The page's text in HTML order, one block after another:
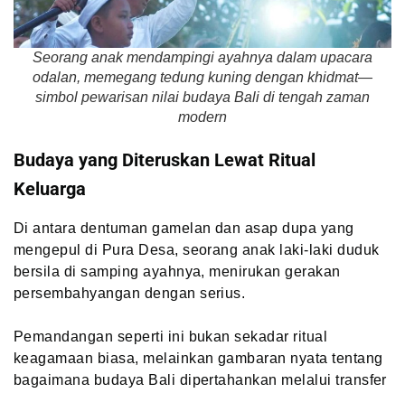
Seorang anak mendampingi ayahnya dalam upacara
odalan, memegang tedung kuning dengan khidmat—
simbol pewarisan nilai budaya Bali di tengah zaman
modern
Budaya yang Diteruskan Lewat Ritual
Keluarga
Di antara dentuman gamelan dan asap dupa yang
mengepul di Pura Desa, seorang anak laki-laki duduk
bersila di samping ayahnya, menirukan gerakan
persembahyangan dengan serius.
Pemandangan seperti ini bukan sekadar ritual
keagamaan biasa, melainkan gambaran nyata tentang
bagaimana budaya Bali dipertahankan melalui transfer